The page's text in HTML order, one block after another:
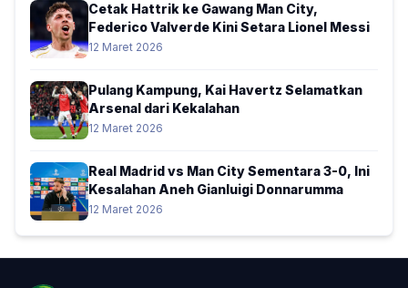
Cetak Hattrik ke Gawang Man City,
Federico Valverde Kini Setara Lionel Messi
12 Maret 2026
Pulang Kampung, Kai Havertz Selamatkan
Arsenal dari Kekalahan
12 Maret 2026
Real Madrid vs Man City Sementara 3-0, Ini
Kesalahan Aneh Gianluigi Donnarumma
12 Maret 2026